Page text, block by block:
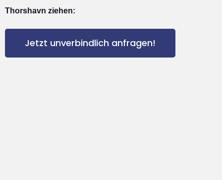
Thorshavn ziehen:
Jetzt unverbindlich anfragen!